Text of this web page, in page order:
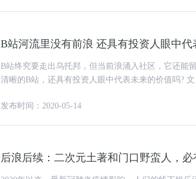
B站河流里没有前浪 还具有投资人眼中代
B站终究要走出乌托邦，但当前浪涌入社区，它还能
清晰的B站，还具有投资人眼中代表未来的价值吗? 文 丨武昭含 B站已经接近陈睿认定的
发布时间：2020-05-14
后浪后续：二次元土著和门口野蛮人，必